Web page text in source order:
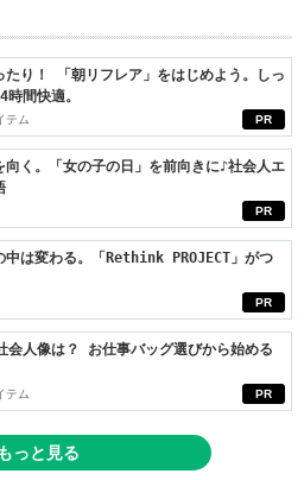
PR
たり！ 「朝リフレア」をはじめよう。しっ
間快適。
テム
PR
向く。「女の子の日」を前向きに♪社会人エ
PR
中は変わる。「Rethink PROJECT」がつ
PR
会人像は？ お仕事バッグ選びから始める
テム
もっと見る